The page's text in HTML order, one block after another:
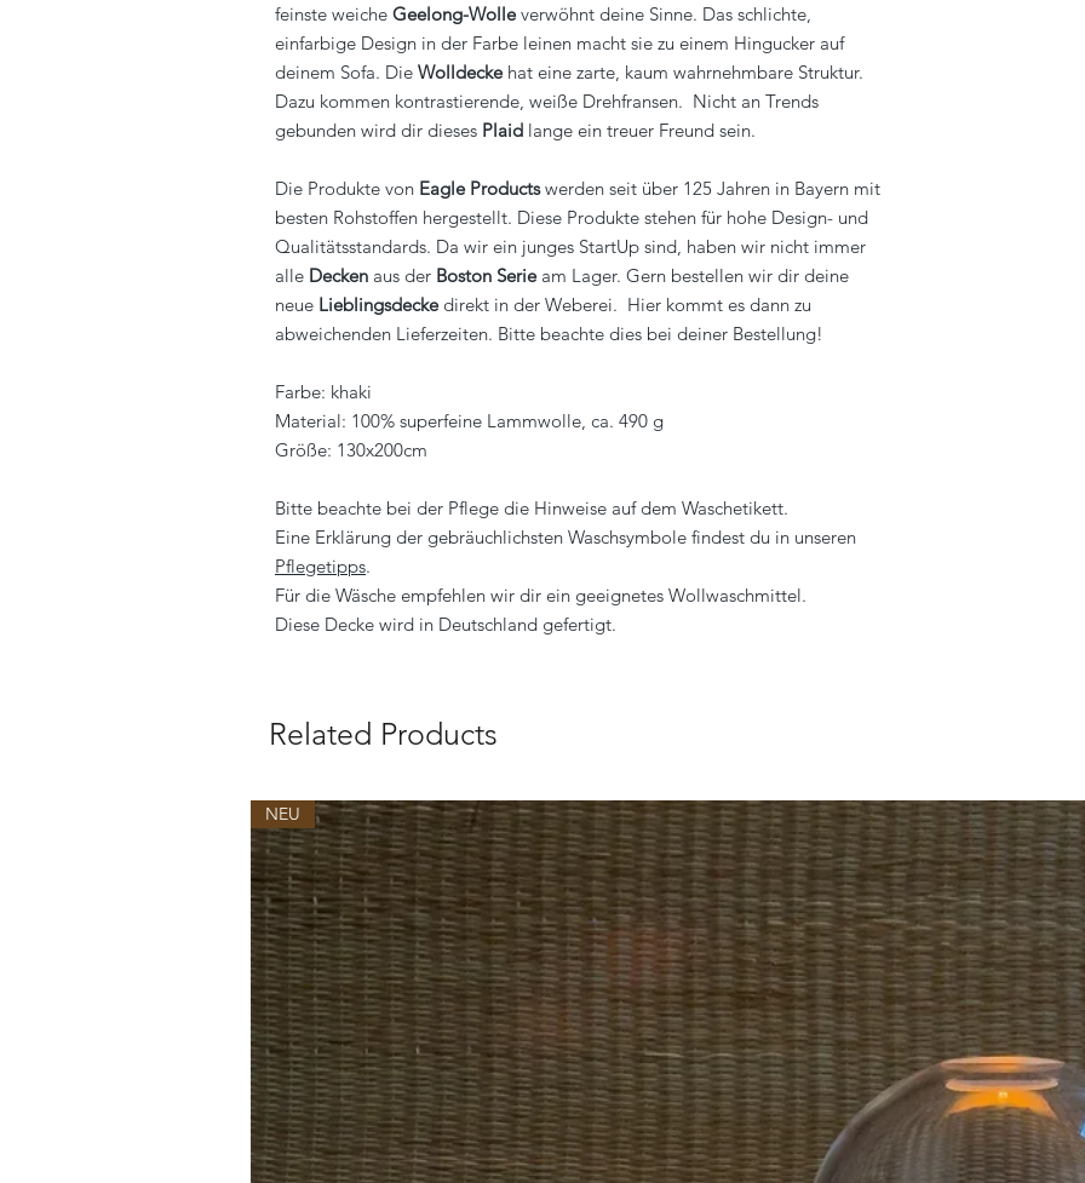
feinste weiche Geelong-Wolleverwöhnt deine Sinne. Das schlichte,
einfarbige Design in der Farbe leinen macht sie zu einem Hingucker auf
deinem Sofa. Die Wolldeckehat eine zarte, kaum wahrnehmbare Struktur.
Dazu kommen kontrastierende, weiße Drehfransen. Nicht an Trends
gebunden wird dir dieses Plaid lange ein treuer Freund sein.
Die Produkte von Eagle Productswerden seit über 125 Jahren in Bayern mit
besten Rohstoffen hergestellt. Diese Produkte stehen für hohe Design- und
Qualitätsstandards. Da wir ein junges StartUp sind, haben wir nicht immer
alle Decken aus der Boston Serieam Lager. Gern bestellen wir dir deine
neue Lieblingsdeckedirekt in der Weberei. Hier kommt es dann zu
abweichenden Lieferzeiten. Bitte beachte dies bei deiner Bestellung!
Farbe: khaki
Material: 100% superfeine Lammwolle, ca. 490 g
Größe: 130x200cm
Bitte beachte bei der Pflege die Hinweise auf dem Waschetikett.
Eine Erklärung der gebräuchlichsten Waschsymbole findest du in unseren
Pflegetipps.
Für die Wäsche empfehlen wir dir ein geeignetes Wollwaschmittel.
Diese Decke wird in Deutschland gefertigt.
Related Products
NEU